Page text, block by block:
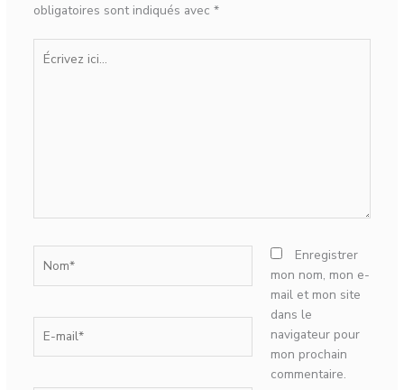
obligatoires sont indiqués avec *
Écrivez
ici…
mail*
Enregistrer
mon nom, mon e-
mail et mon site
dans le
navigateur pour
mon prochain
commentaire.